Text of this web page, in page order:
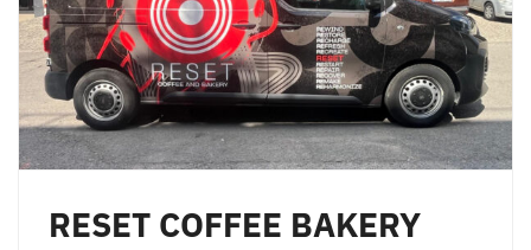
RESET COFFEE BAKERY